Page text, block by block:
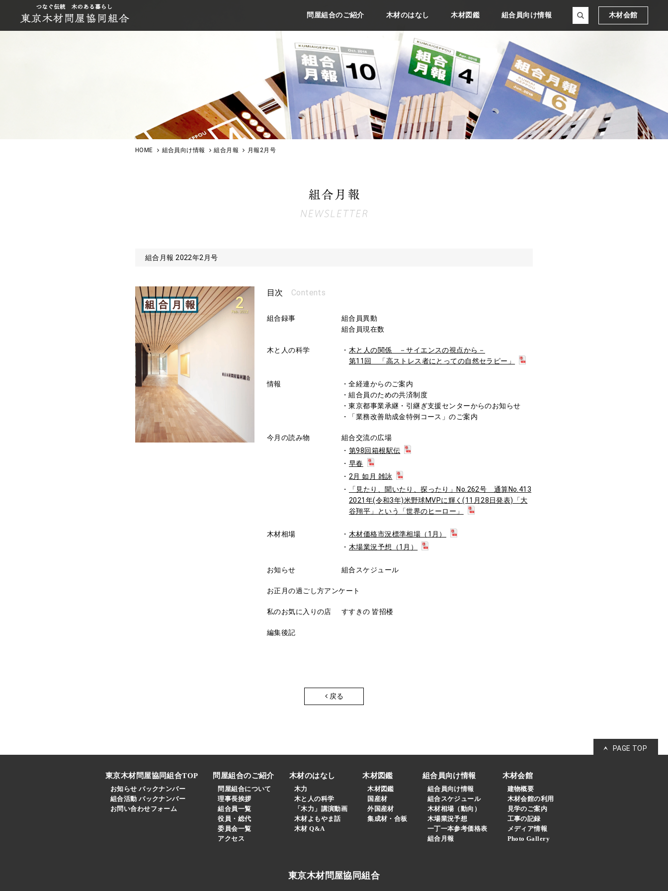
問屋組合のご紹介 木材のはなし 木材図鑑 組合員向け情報 木材会館
HOME 組合員向け情報 組合月報 月報2月号
組合月報 2022年2月号
目次 Contents
組合録事
組合員異動
組合員現在数
木と人の科学
木と人の関係 －サイエンスの視点から－
第11回 「高ストレス者にとっての自然セラピー」
情報
・全経連からのご案内
・組合員のための共済制度
・東京都事業承継・引継ぎ支援センターからのお知らせ
・「業務改善助成金特例コース」のご案内
今月の読み物
組合交流の広場
第98回箱根駅伝
早春
2月 如月 雑詠
「見たり、聞いたり、探ったり」No.262号 通算No.413
2021年(令和3年)米野球MVPに輝く(11月28日発表)「大
谷翔平」という「世界のヒーロー」
木材相場
木材価格市況標準相場（1月）
木場業況予想（1月）
お知らせ 組合スケジュール
お正月の過ごし方アンケート
私のお気に入りの店 すすきの 皆招楼
編集後記
戻る
PAGE TOP
東京木材問屋協同組合TOP
お知らせ バックナンバー
組合活動 バックナンバー
お問い合わせフォーム
問屋組合のご紹介
問屋組合について
理事長挨拶
組合員一覧
役員・総代
委員会一覧
アクセス
木材のはなし
木力
木と人の科学
「木力」講演動画
木材よもやま話
木材 Q&A
木材図鑑
木材図鑑
国産材
外国産材
集成材・合板
組合員向け情報
組合員向け情報
組合スケジュール
木材相場（動向）
木場業況予想
一丁一本参考価格表
組合月報
木材会館
建物概要
木材会館の利用
見学のご案内
工事の記録
メディア情報
Photo Gallery
東京木材問屋協同組合